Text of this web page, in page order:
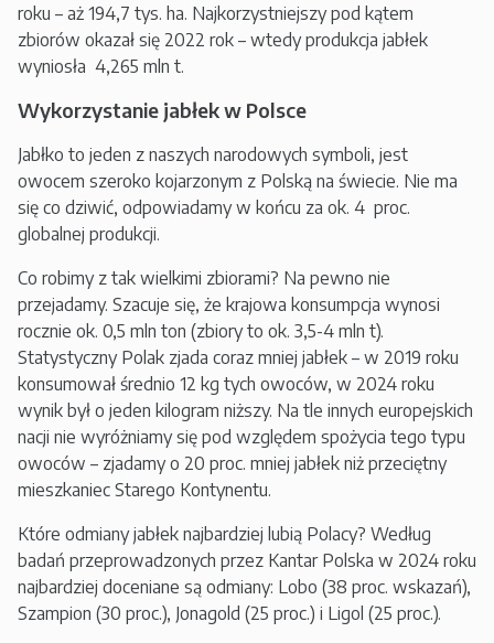
roku – aż 194,7 tys. ha. Najkorzystniejszy pod kątem
zbiorów okazał się 2022 rok – wtedy produkcja jabłek
wyniosła 4,265 mln t.
Wykorzystanie jabłek w Polsce
Jabłko to jeden z naszych narodowych symboli, jest
owocem szeroko kojarzonym z Polską na świecie. Nie ma
się co dziwić, odpowiadamy w końcu za ok. 4 proc.
globalnej produkcji.
Co robimy z tak wielkimi zbiorami? Na pewno nie
przejadamy. Szacuje się, że krajowa konsumpcja wynosi
rocznie ok. 0,5 mln ton (zbiory to ok. 3,5-4 mln t).
Statystyczny Polak zjada coraz mniej jabłek – w 2019 roku
konsumował średnio 12 kg tych owoców, w 2024 roku
wynik był o jeden kilogram niższy. Na tle innych europejskich
nacji nie wyróżniamy się pod względem spożycia tego typu
owoców – zjadamy o 20 proc. mniej jabłek niż przeciętny
mieszkaniec Starego Kontynentu.
Które odmiany jabłek najbardziej lubią Polacy? Według
badań przeprowadzonych przez Kantar Polska w 2024 roku
najbardziej doceniane są odmiany: Lobo (38 proc. wskazań),
Szampion (30 proc.), Jonagold (25 proc.) i Ligol (25 proc.).